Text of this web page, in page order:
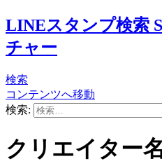
LINEスタンプ検索
チャー
検索
コンテンツへ移動
検索:
クリエイター